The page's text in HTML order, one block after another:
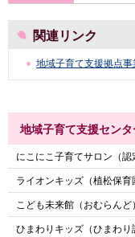
関連リンク
地域子育て支援拠点事
地域子育て支援センタ
にこにこ子育てサロン（認
ライオンキッズ（植松保育
こども未来館（おむらんど）
ひまわりキッズ（ひまわり